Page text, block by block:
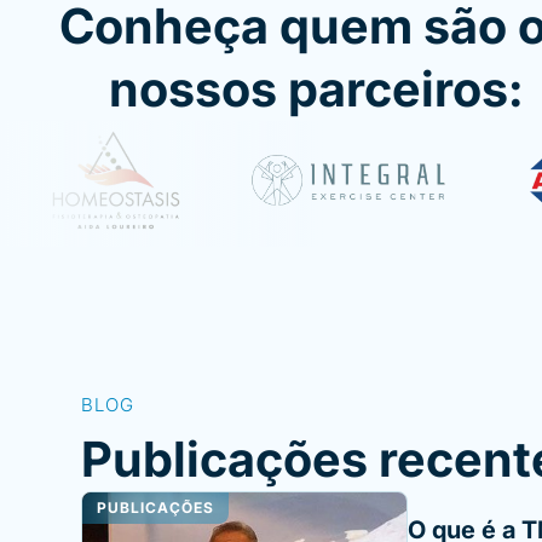
Conheça quem são
nossos parceiros:
BLOG
Publicações
PUBLICAÇÕES
O que é a